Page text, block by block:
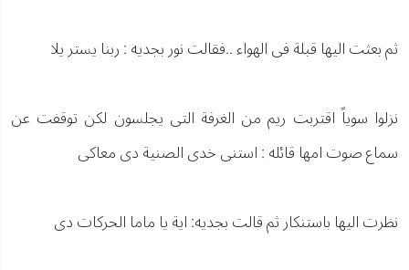
ثم بعثت اليها قبلة فى الهواء ..فقالت نور بجديه : ربنا يستر يلا
نزلوا سوياً اقتربت ريم من الغرفة التى يجلسون لكن توقفت عن
سماع صوت امها قائله : استنى خدى الصنية دى معاكى
نظرت اليها باستنكار ثم قالت بجديه: اية يا ماما الحركات دى